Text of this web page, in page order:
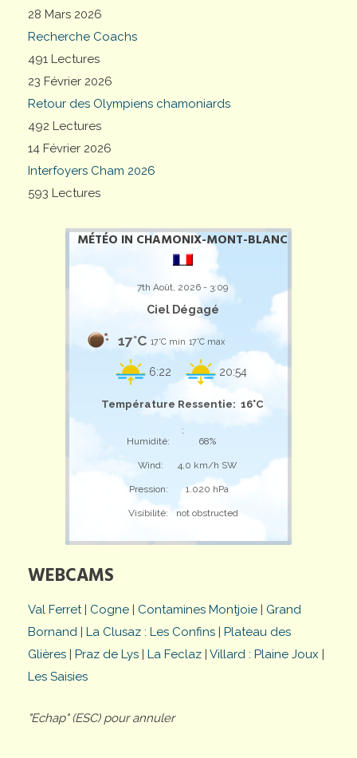
28 Mars 2026
Recherche Coachs
491 Lectures
23 Février 2026
Retour des Olympiens chamoniards
492 Lectures
14 Février 2026
Interfoyers Cham 2026
593 Lectures
MÉTÉO IN CHAMONIX-MONT-BLANC
7th Août, 2026 - 3:09
Ciel Dégagé
17°C 17°C min 17°C max
6:22 20:54
Température Ressentie: 16°C
;
Humidité:
68%
Wind: 4,0 km/h SW
Pression: 1.020 hPa
Visibilité: not obstructed
WEBCAMS
Val Ferret| Cogne | Contamines Montjoie | Grand
Bornand | La Clusaz : Les Confins | Plateau des
Glières | Praz de Lys | La Feclaz | Villard : Plaine Joux |
Les Saisies
"Echap" (ESC) pour annuler